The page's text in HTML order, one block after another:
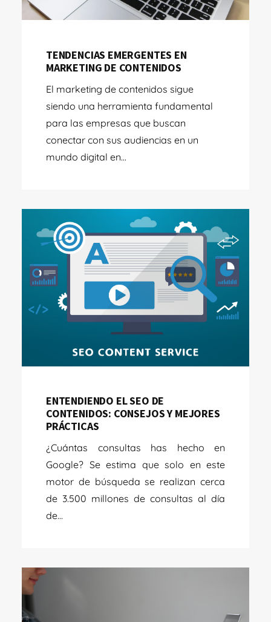
TENDENCIAS EMERGENTES EN
MARKETING DE CONTENIDOS
El marketing de contenidos sigue
siendo una herramienta fundamental
para las empresas que buscan
conectar con sus audiencias en un
mundo digital en...
ENTENDIENDO EL SEO DE
CONTENIDOS: CONSEJOS Y MEJORES
PRÁCTICAS
¿Cuántas consultas has hecho en
Google? Se estima que solo en este
motor de búsqueda se realizan cerca
de 3.500 millones de consultas al día
de...